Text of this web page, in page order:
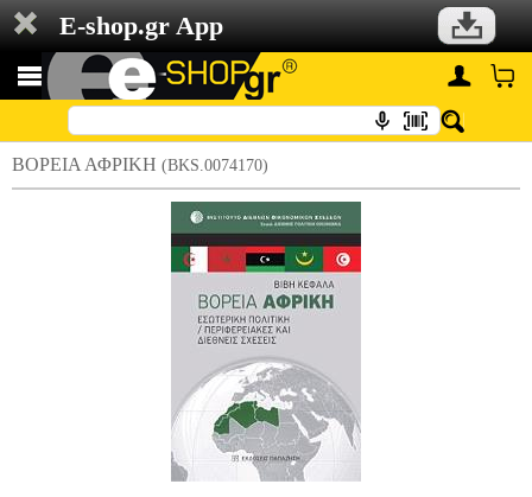
E-shop.gr App
ΒΟΡΕΙΑ ΑΦΡΙΚΗ (BKS.0074170)